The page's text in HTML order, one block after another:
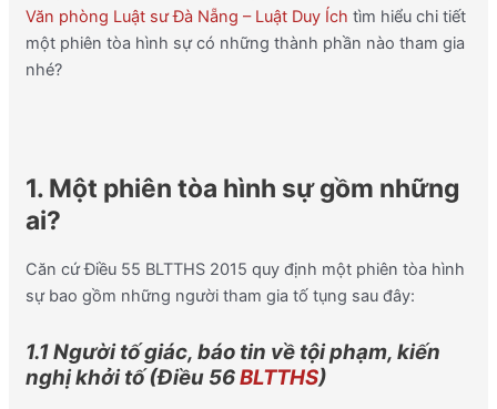
Văn phòng Luật sư Đà Nẵng – Luật Duy Ích tìm hiểu chi tiết
một phiên tòa hình sự có những thành phần nào tham gia
nhé?
1. Một phiên tòa hình sự gồm những
ai?
Căn cứ Điều 55 BLTTHS 2015 quy định một phiên tòa hình
sự bao gồm những người tham gia tố tụng sau đây:
1.1 Người tố giác, báo tin về tội phạm, kiến
nghị khởi tố (Điều 56BLTTHS)